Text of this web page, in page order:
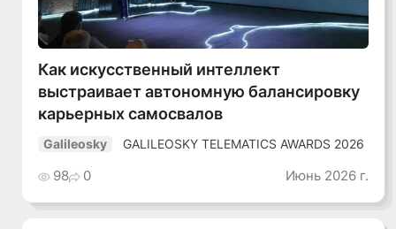
Как искусственный интеллект
выстраивает автономную балансировку
карьерных самосвалов
Galileosky GALILEOSKY TELEMATICS AWARDS 2026
98 0 Июнь 2026 г.